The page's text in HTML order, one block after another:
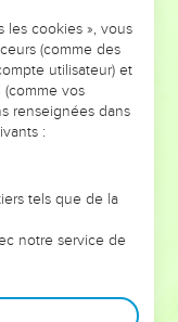
!
ÉVITER LES
doutes, les erreurs
alors même que ce
et responsables
que leurs erreurs
les cookies », vous
(comme des
utilisateur) et
vos
renseignées dans
:
tels que de la
notre service de